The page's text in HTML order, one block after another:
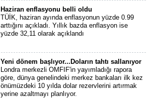
Haziran enflasyonu belli oldu
TÜİK, haziran ayında enflasyonun yüzde 0.99
arttığını açıkladı. Yıllık bazda enflasyon ise
yüzde 32,11 olarak açıklandı
Yeni dönem başlıyor...Doların tahtı sallanıyor
Londra merkezli OMFIF'in yayımladığı rapora
göre, dünya genelindeki merkez bankaları ilk kez
önümüzdeki 10 yılda dolar rezervlerini artırmak
yerine azaltmayı planlıyor.